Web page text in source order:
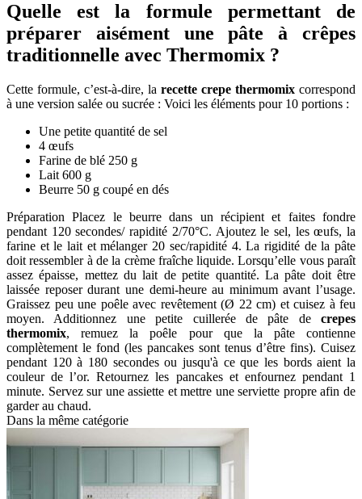
Quelle est la formule permettant de
préparer aisément une pâte à crêpes
traditionnelle avec Thermomix ?
Cette formule, c’est-à-dire, la recette crepe thermomix correspond
à une version salée ou sucrée : Voici les éléments pour 10 portions :
Une petite quantité de sel
4 œufs
Farine de blé 250 g
Lait 600 g
Beurre 50 g coupé en dés
Préparation Placez le beurre dans un récipient et faites fondre
pendant 120 secondes/ rapidité 2/70°C. Ajoutez le sel, les œufs, la
farine et le lait et mélanger 20 sec/rapidité 4. La rigidité de la pâte
doit ressembler à de la crème fraîche liquide. Lorsqu’elle vous paraît
assez épaisse, mettez du lait de petite quantité. La pâte doit être
laissée reposer durant une demi-heure au minimum avant l’usage.
Graissez peu une poêle avec revêtement (Ø 22 cm) et cuisez à feu
moyen. Additionnez une petite cuillerée de pâte de crepes
thermomix, remuez la poêle pour que la pâte contienne
complètement le fond (les pancakes sont tenus d’être fins). Cuisez
pendant 120 à 180 secondes ou jusqu'à ce que les bords aient la
couleur de l’or. Retournez les pancakes et enfournez pendant 1
minute. Servez sur une assiette et mettre une serviette propre afin de
garder au chaud.
Dans la même catégorie